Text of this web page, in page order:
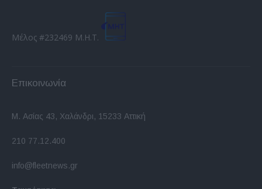
Μέλος #232469 Μ.Η.Τ.
Επικοινωνία
Μ. Ασίας 43, Χαλάνδρι, 15233 Αττική
210 77.12.400
info@fleetnews.gr